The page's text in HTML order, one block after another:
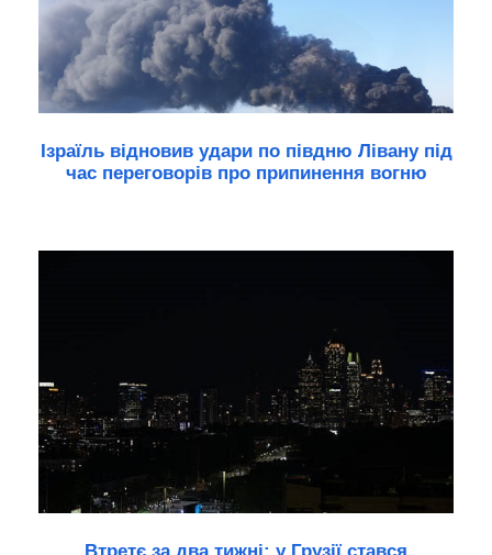
Ізраїль відновив удари по півдню Лівану під
час переговорів про припинення вогню